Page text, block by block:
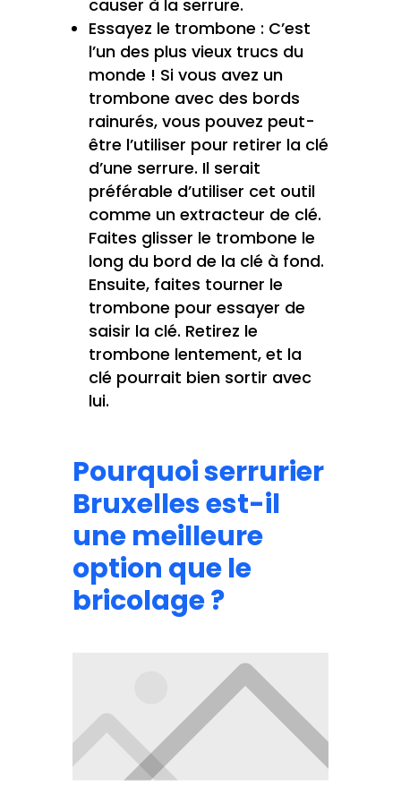
causer à la serrure.
Essayez le trombone : C’est
l’un des plus vieux trucs du
monde ! Si vous avez un
trombone avec des bords
rainurés, vous pouvez peut-
être l’utiliser pour retirer la clé
d’une serrure. Il serait
préférable d’utiliser cet outil
comme un extracteur de clé.
Faites glisser le trombone le
long du bord de la clé à fond.
Ensuite, faites tourner le
trombone pour essayer de
saisir la clé. Retirez le
trombone lentement, et la
clé pourrait bien sortir avec
lui.
Pourquoi serrurier
Bruxelles est-il
une meilleure
option que le
bricolage ?